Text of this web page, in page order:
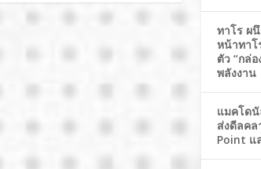
ทาโร ผ
หน้าทาโ
ตัว “กล่
พลังงาน
แมคโดนั
ส่งดีลคล
Point แ